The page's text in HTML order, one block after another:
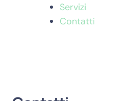
Servizi
Contatti